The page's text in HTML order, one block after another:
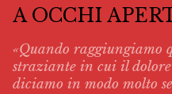
A OCCHI
«Quando raggiungiamo
straziante in cui il
diciamo in modo molto